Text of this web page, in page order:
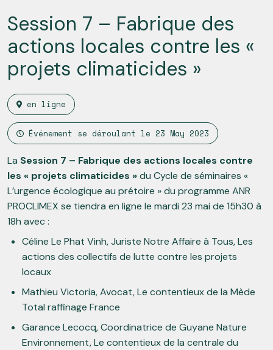
Session 7 – Fabrique des
actions locales contre les «
projets climaticides »
en ligne
Événement se déroulant le 23 May 2023
La Session 7 – Fabrique des actions locales contre
les « projets climaticides »du Cycle de séminaires «
L’urgence écologique au prétoire » du programme ANR
PROCLIMEX se tiendra en ligne le mardi 23 mai de 15h30 à
18h avec :
Céline Le Phat Vinh, Juriste Notre Affaire à Tous, Les
actions des collectifs de lutte contre les projets
locaux
Mathieu Victoria, Avocat, Le contentieux de la Mède
Total raffinage France
Garance Lecocq, Coordinatrice de Guyane Nature
Environnement, Le contentieux de la centrale du